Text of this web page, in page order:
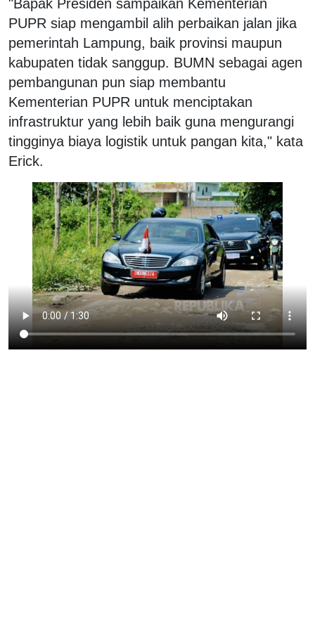
"Bapak Presiden sampaikan Kementerian
PUPR siap mengambil alih perbaikan jalan jika
pemerintah Lampung, baik provinsi maupun
kabupaten tidak sanggup. BUMN sebagai agen
pembangunan pun siap membantu
Kementerian PUPR untuk menciptakan
infrastruktur yang lebih baik guna mengurangi
tingginya biaya logistik untuk pangan kita," kata
Erick.